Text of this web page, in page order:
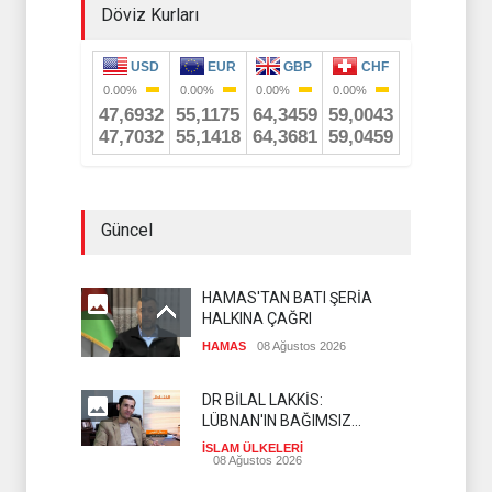
Döviz Kurları
Güncel
HAMAS'TAN BATI ŞERİA
HALKINA ÇAĞRI
HAMAS 08 Ağustos 2026
DR BİLAL LAKKİS:
LÜBNAN'IN BAĞIMSIZ
OLMASI İSTENMİYOR
İSLAM ÜLKELERİ
08 Ağustos 2026